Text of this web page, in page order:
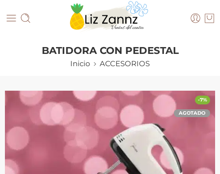
BATIDORA CON PEDESTAL
Inicio ACCESORIOS
-7%
AGOTADO